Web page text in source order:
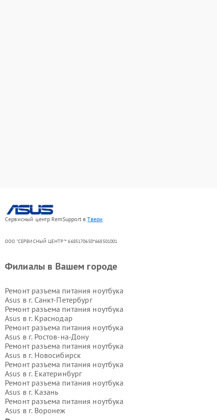
Сервисный центр RemSupport вТвери
ООО "СЕРВИСНЫЙ ЦЕНТР"* 6685170650*668501001
Филиалы в Вашем городе
Ремонт разъема питания ноутбука
Asus в г. Санкт-Петербург
Ремонт разъема питания ноутбука
Asus в г. Краснодар
Ремонт разъема питания ноутбука
Asus в г. Ростов-на-Дону
Ремонт разъема питания ноутбука
Asus в г. Новосибирск
Ремонт разъема питания ноутбука
Asus в г. Екатеринбург
Ремонт разъема питания ноутбука
Asus в г. Казань
Ремонт разъема питания ноутбука
Asus в г. Воронеж